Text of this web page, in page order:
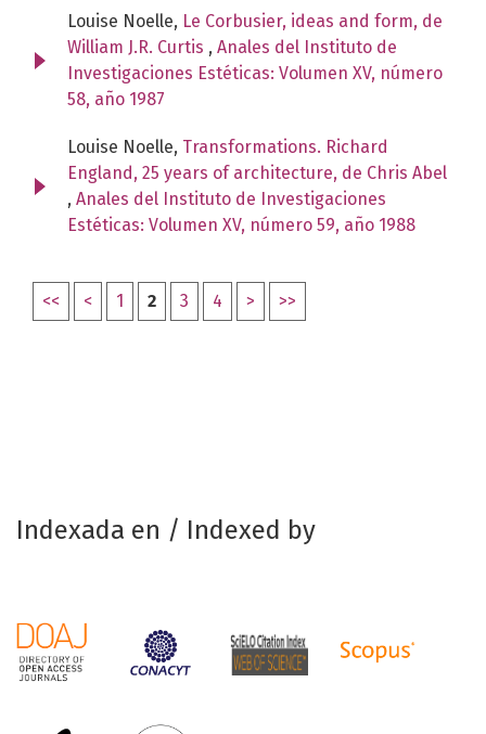
Louise Noelle, Le Corbusier, ideas and form, de
William J.R. Curtis , Anales del Instituto de
Investigaciones Estéticas: Volumen XV, número
58, año 1987
Louise Noelle, Transformations. Richard
England, 25 years of architecture, de Chris Abel
, Anales del Instituto de Investigaciones
Estéticas: Volumen XV, número 59, año 1988
<< < 1 2 3 4 > >>
Indexada en / Indexed by